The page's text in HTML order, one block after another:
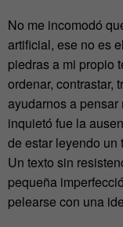
No me incomodó
artificial, ese no es
piedras a mi propio
ordenar, contrastar,
ayudarnos a pensar
inquietó fue la
de estar leyendo un
Un texto sin
pequeña
pelearse con una